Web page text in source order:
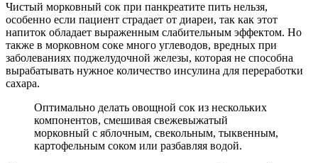
Чистый морковный сок при панкреатите пить нельзя,
особенно если пациент страдает от диареи, так как этот
напиток обладает выраженным слабительным эффектом. Но
также в морковном соке много углеводов, вредных при
заболеваниях поджелудочной железы, которая не способна
вырабатывать нужное количество инсулина для переработки
сахара.
Оптимально делать овощной сок из нескольких
компонентов, смешивая свежевыжатый
морковный с яблочным, свекольным, тыквенным,
картофельным соком или разбавляя водой.